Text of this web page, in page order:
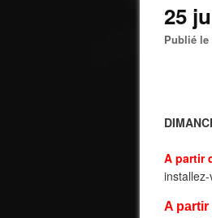
25
Publié
A partir
A partir